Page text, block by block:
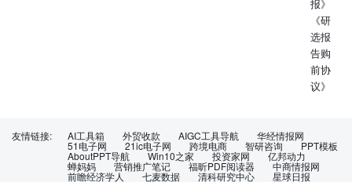
报》
《研
选报
告购
前协
议》
友情链接: AI工具箱 外贸收款 AIGC工具导航 华经情报网
51电子网 21ic电子网 跨境电商 智研咨询 PPT模板
AboutPPT导航 Win10之家 投资家网 亿邦动力
蝉妈妈 营销推广笔记 福昕PDF阅读器 中商情报网
前瞻经济学人 七麦数据 清科研究中心 星球日报